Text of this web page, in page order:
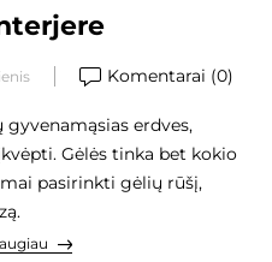
Komentarai (0)
erdves,
Gėlės tinka bet kokio
pasirinkti gėlių rūšį,